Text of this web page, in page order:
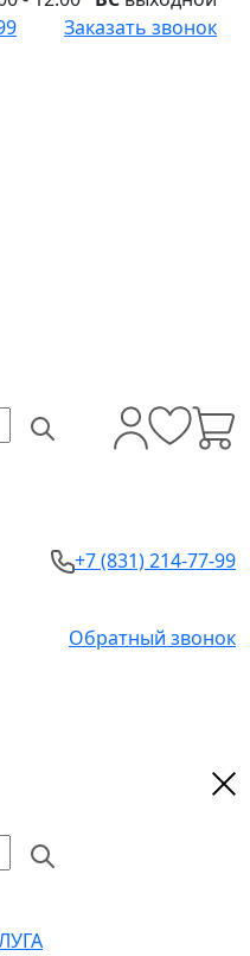
Заказать звонок
+7 (831) 214-77-99
Обратный звонок